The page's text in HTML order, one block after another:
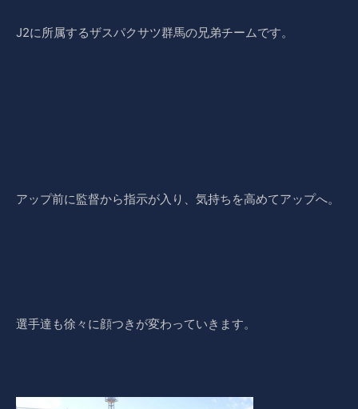
J2に所属するザスパクサツ群馬の兄弟チームです。
アップ前に監督から指示が入り、気持ちを高めてアップへ。
選手達も徐々に顔つきが変わっていきます。